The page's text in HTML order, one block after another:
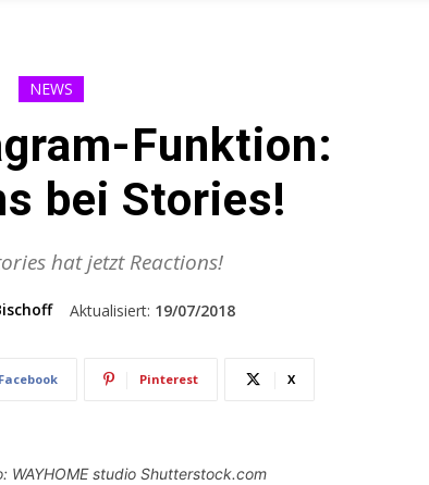
NEWS
Funktion:
bei Stories!
hat jetzt Reactions!
Aktualisiert: 19/07/2018
Facebook Pinterest X
WAYHOME studio Shutterstock.com